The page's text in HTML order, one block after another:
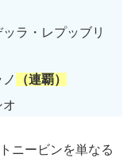
ラ・レプッブリ
（連覇）
オ
ニービンを単なる